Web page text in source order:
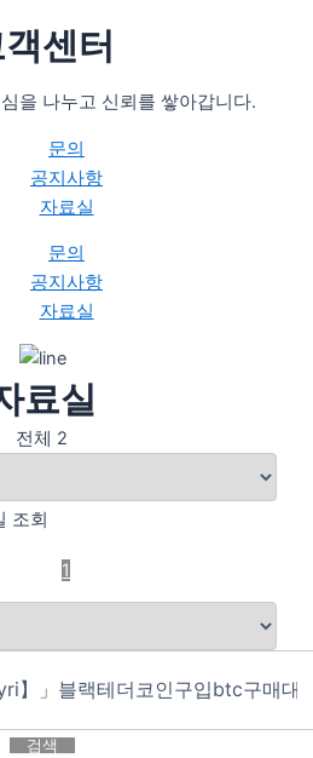
센터
을 나누고 신뢰를 쌓아갑니다.
문의
공지사항
자료실
문의
공지사항
자료실
료실
전체 2
조회
1
검색